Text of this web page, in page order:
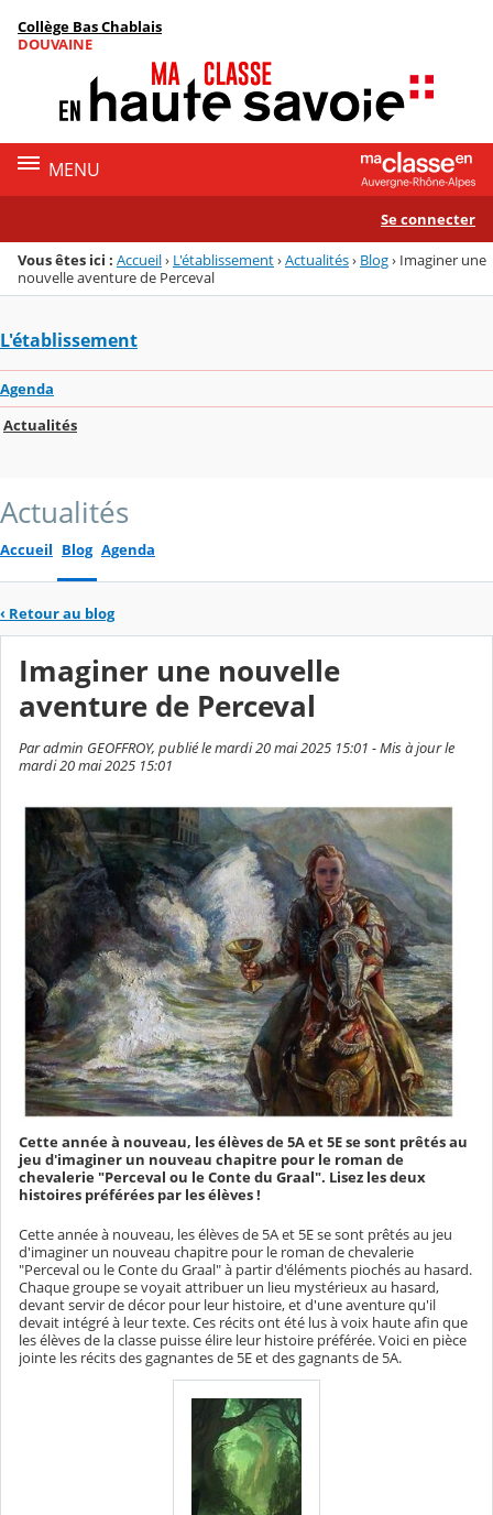
Menu de la rubrique
Contenu
Collège Bas Chablais
DOUVAINE
MENU
Se connecter
Vous êtes ici : Accueil› L'établissement›Actualités› Blog› Imaginer une
nouvelle aventure de Perceval
L'établissement
Agenda
Actualités
Actualités
Accueil Blog Agenda
‹ Retour au blog
Imaginer une nouvelle
aventure de Perceval
Par admin GEOFFROY, publié le mardi 20 mai 2025 15:01 - Mis à jour le
mardi 20 mai 2025 15:01
Cette année à nouveau, les élèves de 5A et 5E se sont prêtés au
jeu d'imaginer un nouveau chapitre pour le roman de
chevalerie "Perceval ou le Conte du Graal". Lisez les deux
histoires préférées par les élèves !
Cette année à nouveau, les élèves de 5A et 5E se sont prêtés au jeu
d'imaginer un nouveau chapitre pour le roman de chevalerie
"Perceval ou le Conte du Graal" à partir d'éléments piochés au hasard.
Chaque groupe se voyait attribuer un lieu mystérieux au hasard,
devant servir de décor pour leur histoire, et d'une aventure qu'il
devait intégré à leur texte. Ces récits ont été lus à voix haute afin que
les élèves de la classe puisse élire leur histoire préférée. Voici en pièce
jointe les récits des gagnantes de 5E et des gagnants de 5A.